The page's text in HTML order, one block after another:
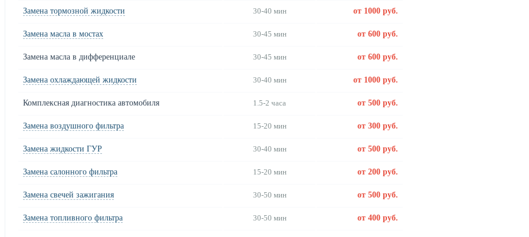
Замена тормозной жидкости 30-40 мин от 1000 руб.
Замена масла в мостах 30-45 мин от 600 руб.
Замена масла в дифференциале 30-45 мин от 600 руб.
Замена охлаждающей жидкости 30-40 мин от 1000 руб.
Комплексная диагностика автомобиля 1.5-2 часа от 500 руб.
Замена воздушного фильтра 15-20 мин от 300 руб.
Замена жидкости ГУР 30-40 мин от 500 руб.
Замена салонного фильтра 15-20 мин от 200 руб.
Замена свечей зажигания 30-50 мин от 500 руб.
Замена топливного фильтра 30-50 мин от 400 руб.